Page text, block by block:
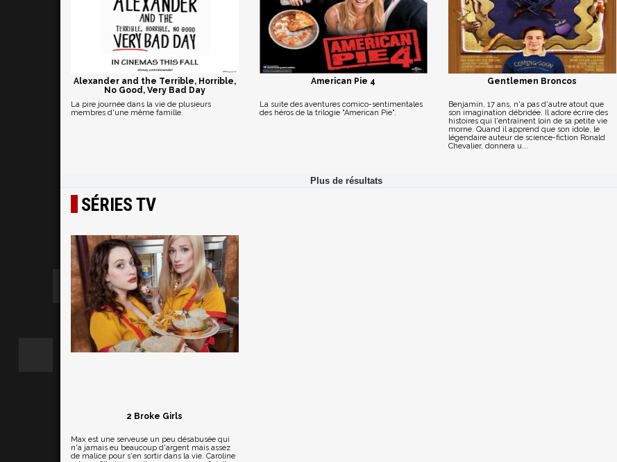
Alexander and the Terrible, Horrible,
No Good, Very Bad Day
La pire journée dans la vie de plusieurs
membres d'une même famille.
American Pie 4
La suite des aventures comico-sentimentales
des héros de la trilogie "American Pie".
Gentlemen Broncos
Benjamin, 17 ans, n'a pas d'autre atout que
son imagination débridée. Il adore écrire des
histoires qui l'entraînent loin de sa petite vie
morne. Quand il apprend que son idole, le
légendaire auteur de science-fiction Ronald
Chevalier, donnera u...
SÉRIES TV
2 Broke Girls
Max est une serveuse un peu désabusée qui
n'a jamais eu beaucoup d'argent mais assez
de malice pour s'en sortir dans la vie. Caroline